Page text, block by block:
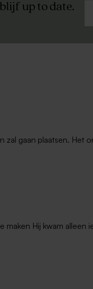
up to date.
zal gaan plaatsen. Het
Hij kwam